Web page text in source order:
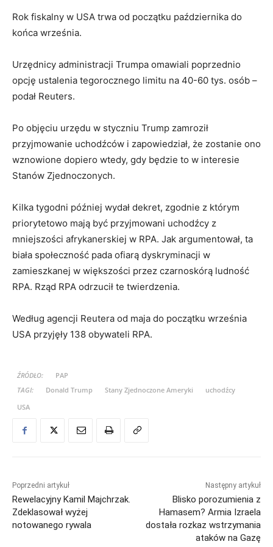
Rok fiskalny w USA trwa od początku października do
końca września.
Urzędnicy administracji Trumpa omawiali poprzednio
opcję ustalenia tegorocznego limitu na 40-60 tys. osób –
podał Reuters.
Po objęciu urzędu w styczniu Trump zamroził
przyjmowanie uchodźców i zapowiedział, że zostanie ono
wznowione dopiero wtedy, gdy będzie to w interesie
Stanów Zjednoczonych.
Kilka tygodni później wydał dekret, zgodnie z którym
priorytetowo mają być przyjmowani uchodźcy z
mniejszości afrykanerskiej w RPA. Jak argumentował, ta
biała społeczność pada ofiarą dyskryminacji w
zamieszkanej w większości przez czarnoskórą ludność
RPA. Rząd RPA odrzucił te twierdzenia.
Według agencji Reutera od maja do początku września
USA przyjęły 138 obywateli RPA.
ŹRÓDŁO:
PAP
TAGI:
Donald Trump Stany Zjednoczone Ameryki
uchodźcy
USA
Poprzedni artykuł
Rewelacyjny Kamil Majchrzak.
Zdeklasował wyżej
notowanego rywala
Następny artykuł
Blisko porozumienia z
Hamasem? Armia Izraela
dostała rozkaz wstrzymania
ataków na Gazę